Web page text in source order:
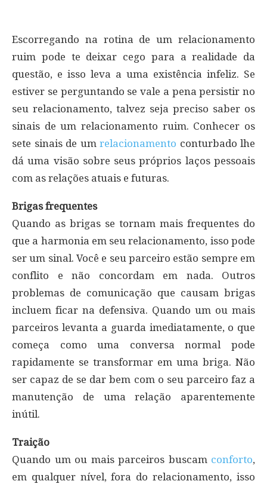
Escorregando na rotina de um relacionamento
ruim pode te deixar cego para a realidade da
questão, e isso leva a uma existência infeliz. Se
estiver se perguntando se vale a pena persistir no
seu relacionamento, talvez seja preciso saber os
sinais de um relacionamento ruim. Conhecer os
sete sinais de um relacionamento conturbado lhe
dá uma visão sobre seus próprios laços pessoais
com as relações atuais e futuras.
Brigas frequentes
Quando as brigas se tornam mais frequentes do
que a harmonia em seu relacionamento, isso pode
ser um sinal. Você e seu parceiro estão sempre em
conflito e não concordam em nada. Outros
problemas de comunicação que causam brigas
incluem ficar na defensiva. Quando um ou mais
parceiros levanta a guarda imediatamente, o que
começa como uma conversa normal pode
rapidamente se transformar em uma briga. Não
ser capaz de se dar bem com o seu parceiro faz a
manutenção de uma relação aparentemente
inútil.
Traição
Quando um ou mais parceiros buscam conforto,
em qualquer nível, fora do relacionamento, isso